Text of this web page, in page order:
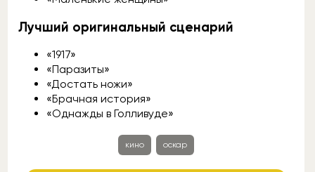
Лучший оригинальный сценарий
«1917»
«Паразиты»
«Достать ножи»
«Брачная история»
«Однажды в Голливуде»
кино оскар